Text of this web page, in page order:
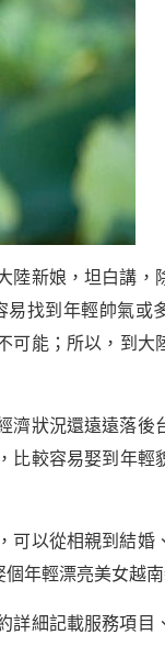
陸新娘，坦白講，
找到年輕帥氣或
可能；所以，到大
濟狀況還遠遠落後
比較容易娶到年輕
可以從相親到結婚
年輕漂亮美女越南
詳細記載服務項目